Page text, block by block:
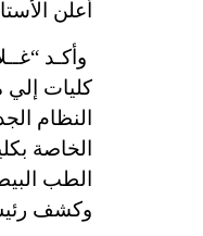
أعلن
كليات إلي
النظام
الخاصة
الطب
وكشف رئيس